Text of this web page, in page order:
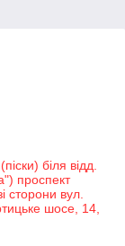
біля відд.
проспект
сторони вул.
шосе, 14,